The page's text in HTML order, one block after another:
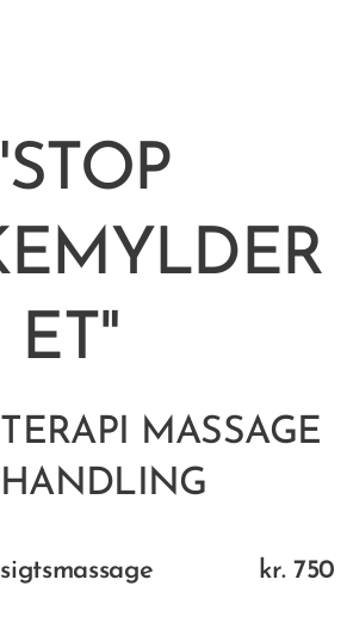
ET"
MASSAGE
kr. 750